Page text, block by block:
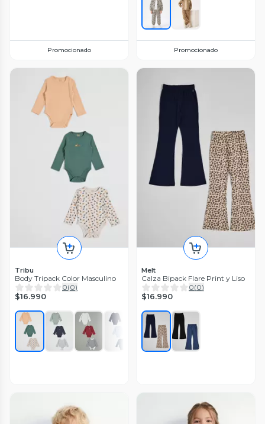
Promocionado Promocionado
Tribu
Body Tripack Color Masculino
0(0)
$16.990
Melt
Calza Bipack Flare Print y Liso
0(0)
$16.990